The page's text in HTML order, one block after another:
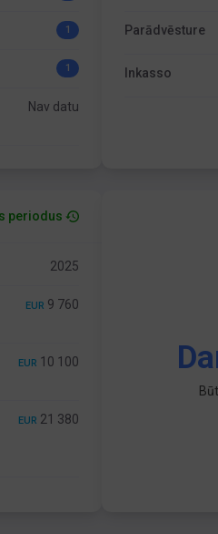
1
1
Nav datu
Parādvēsture
Inkasso
periodus
2025
EUR 9 760
EUR 10 100
EUR 21 380